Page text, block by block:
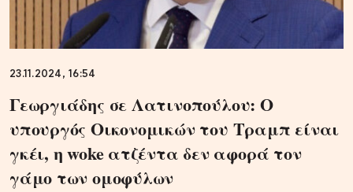
23.11.2024, 16:54
Γεωργιάδης σε Λατινοπούλου: Ο
υπουργός Οικονομικών του Τραμπ είναι
γκέι, η woke ατζέντα δεν αφορά τον
γάμο των ομοφύλων